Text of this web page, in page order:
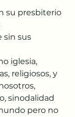
su presbiterio
sin sus
iglesia,
religiosos, y
sinodalidad